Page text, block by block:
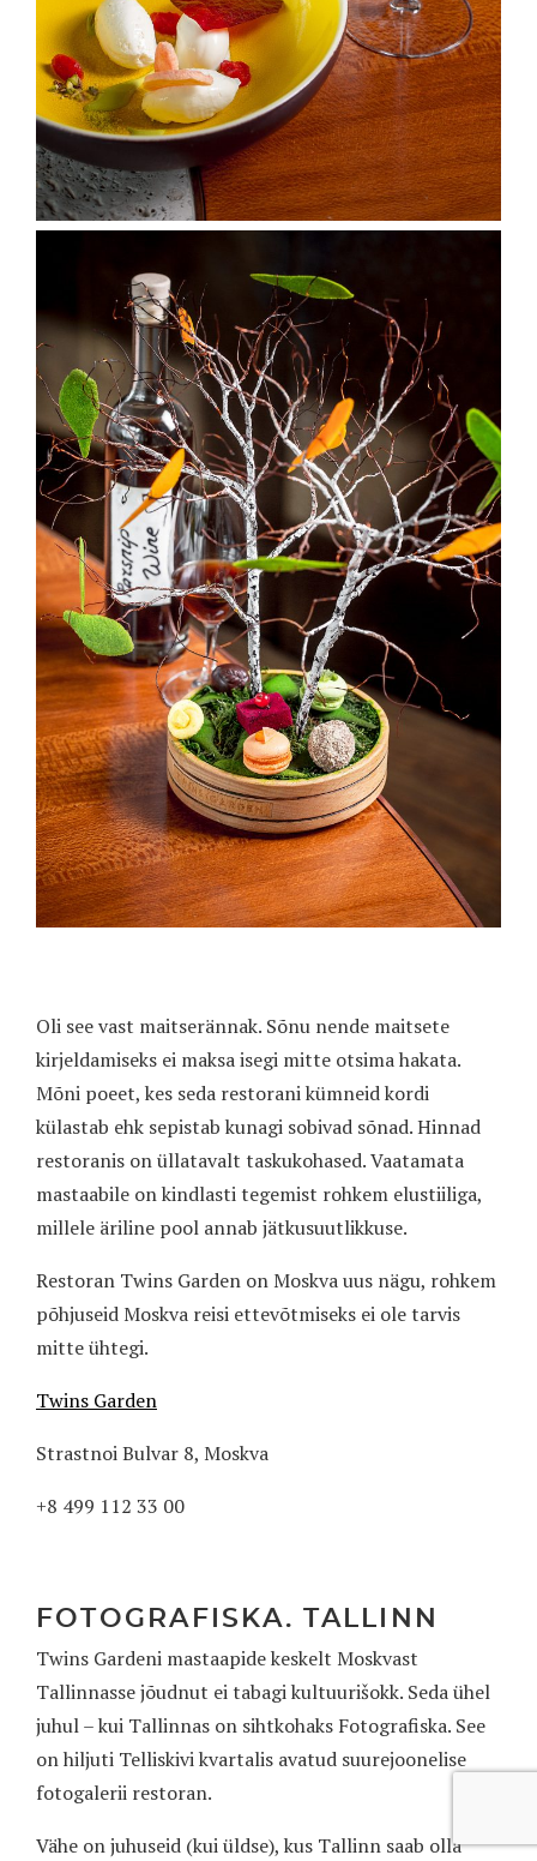
Oli see vast maitserännak. Sõnu nende maitsete
kirjeldamiseks ei maksa isegi mitte otsima hakata.
Mõni poeet, kes seda restorani kümneid kordi
külastab ehk sepistab kunagi sobivad sõnad. Hinnad
restoranis on üllatavalt taskukohased. Vaatamata
mastaabile on kindlasti tegemist rohkem elustiiliga,
millele äriline pool annab jätkusuutlikkuse.
Restoran Twins Garden on Moskva uus nägu, rohkem
põhjuseid Moskva reisi ettevõtmiseks ei ole tarvis
mitte ühtegi.
Twins Garden
Strastnoi Bulvar 8, Moskva
+8 499 112 33 00
FOTOGRAFISKA. TALLINN
Twins Gardeni mastaapide keskelt Moskvast
Tallinnasse jõudnut ei tabagi kultuurišokk. Seda ühel
juhul – kui Tallinnas on sihtkohaks Fotografiska. See
on hiljuti Telliskivi kvartalis avatud suurejoonelise
fotogalerii restoran.
Vähe on juhuseid (kui üldse), kus Tallinn saab olla